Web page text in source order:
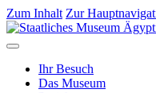
Zum Inhalt Zur
Ihr Besuch
Das Museum